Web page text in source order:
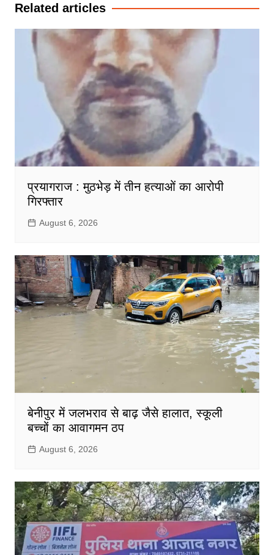
Related articles
प्रयागराज : मुठभेड़ में तीन हत्याओं का आरोपी
गिरफ्तार
August 6, 2026
बेनीपुर में जलभराव से बाढ़ जैसे हालात, स्कूली
बच्चों का आवागमन ठप
August 6, 2026